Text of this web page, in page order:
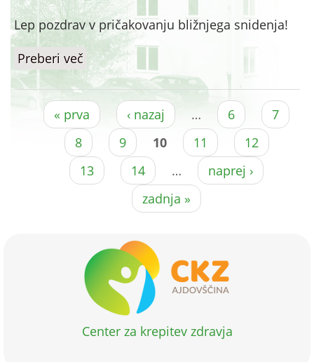
Lep pozdrav v pričakovanju bližnjega snidenja!
Preberi več o Priprava na porod in starševstvo
Pages« prva ‹ nazaj … 6
7
8
9 10 11
12
13
14 …
naprej ›
zadnja »
Center za krepitev zdravja